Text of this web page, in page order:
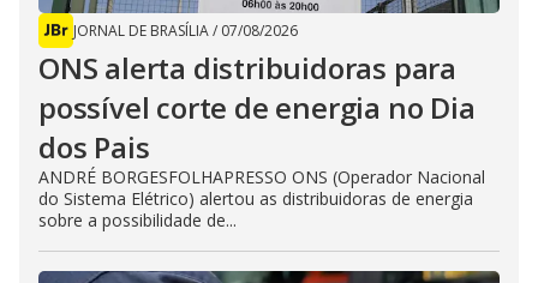
JORNAL DE BRASÍLIA/ 07/08/2026
ONS alerta distribuidoras para
possível corte de energia no Dia
dos Pais
ANDRÉ BORGESFOLHAPRESSO ONS (Operador Nacional
do Sistema Elétrico) alertou as distribuidoras de energia
sobre a possibilidade de...